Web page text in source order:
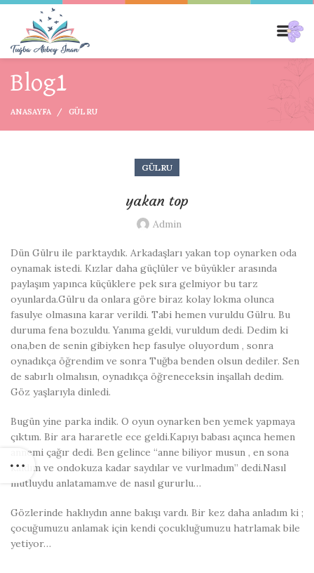
Blog1
ANASAYFA GÜLRU
GÜLRU
yakan top
Admin
Dün Gülru ile parktaydık. Arkadaşları yakan top oynarken oda
oynamak istedi. Kızlar daha güçlüler ve büyükler arasında
paylaşım yapınca küçüklere pek sıra gelmiyor bu tarz
oyunlarda.Gülru da onlara göre biraz kolay lokma olunca
fasulye olmasına karar verildi. Tabi hemen vuruldu Gülru. Bu
duruma fena bozuldu. Yanıma geldi, vuruldum dedi. Dedim ki
ona,ben de senin gibiyken hep fasulye oluyordum , sonra
oynadıkça öğrendim ve sonra Tuğba benden olsun dediler. Sen
de sabırlı olmalısın, oynadıkça öğreneceksin inşallah dedim.
Göz yaşlarıyla dinledi.
Bugün yine parka indik. O oyun oynarken ben yemek yapmaya
çıktım. Bir ara hararetle ece geldi.Kapıyı babası açınca hemen
annemi çağır dedi. Ben gelince “anne biliyor musun , en sona
kaldım ve ondokuza kadar saydılar ve vurlmadım” dedi.Nasıl
mutluydu anlatamam.ve de nasıl gururlu…
Gözlerinde haklıydın anne bakışı vardı. Bir kez daha anladım ki ;
çocuğumuzu anlamak için kendi çocukluğumuzu hatrlamak bile
yetiyor…